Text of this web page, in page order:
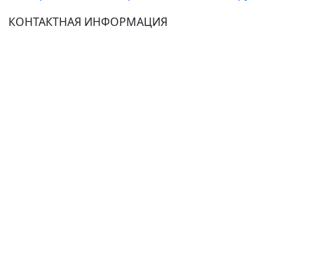
КОНТАКТНАЯ ИНФОРМАЦИЯ